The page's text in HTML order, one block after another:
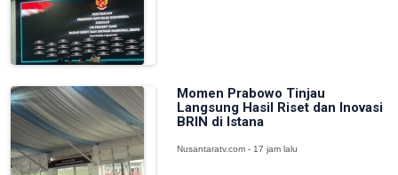
Momen Prabowo Tinjau
Langsung Hasil Riset dan Inovasi
BRIN di Istana
Nusantaratv.com - 17 jam lalu